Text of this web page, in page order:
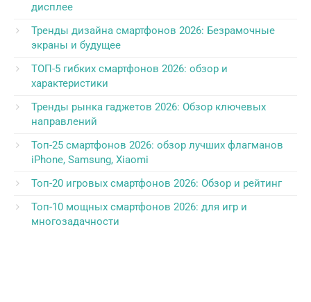
дисплее
Тренды дизайна смартфонов 2026: Безрамочные
экраны и будущее
ТОП-5 гибких смартфонов 2026: обзор и
характеристики
Тренды рынка гаджетов 2026: Обзор ключевых
направлений
Топ-25 смартфонов 2026: обзор лучших флагманов
iPhone, Samsung, Xiaomi
Топ-20 игровых смартфонов 2026: Обзор и рейтинг
Топ-10 мощных смартфонов 2026: для игр и
многозадачности